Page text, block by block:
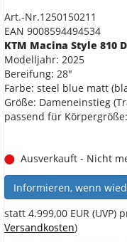
Art.-Nr.1250150211
EAN 9008594494534
KTM Macina Style 810
Modelljahr: 2025
Bereifung: 28"
Farbe: steel blue matt
Größe: Dameneinstieg
passend für
Ausverkauft - Nicht
Informieren, wenn
statt 4.999,00 EUR (UVP)
Versandkosten)